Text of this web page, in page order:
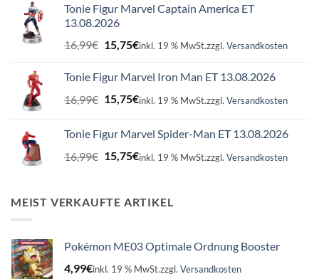
Tonie Figur Marvel Captain America ET
13.08.2026
16,99€ Ursprünglicher
Preis
16,99€
15,75€Aktueller
15,75€.
inkl. 19 % MwSt.zzgl. Versandkosten
Tonie Figur Marvel Iron Man ET 13.08.2026
16,99€ Ursprünglicher
16,99€
15,75€Aktueller
15,75€.
inkl. 19 % MwSt.zzgl. Versandkosten
Tonie Figur Marvel Spider-Man ET 13.08.2026
16,99€ Ursprünglicher
16,99€
15,75€Aktueller
15,75€.
inkl. 19 % MwSt.zzgl. Versandkosten
MEIST VERKAUFTE ARTIKEL
Pokémon ME03 Optimale Ordnung Booster
4,99€inkl. 19 % MwSt.zzgl. Versandkosten